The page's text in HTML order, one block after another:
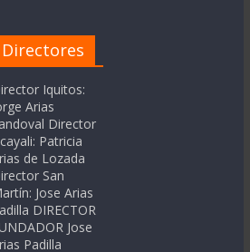
Directores
Iquitos:
Arias
Director
Patricia
de Lozada
San
Jose Arias
DIRECTOR
Jose
Padilla